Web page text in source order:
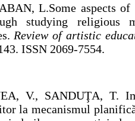
L.Some aspects
studying religious
Review of artistic
ISSN 2069-7554.
V., SANDUŢA, T.
la mecanismul